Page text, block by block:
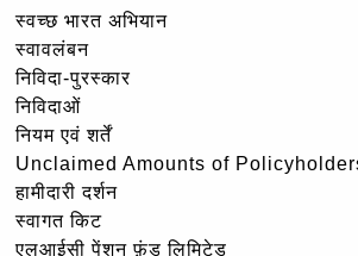
स्वच्छ भारत अभियान
स्वावलंबन
निविदा-पुरस्कार
निविदाओं
नियम एवं शर्तें
Unclaimed Amounts of
हामीदारी दर्शन
स्वागत किट
एलआईसी पेंशन फ़ंड लिमिटेड